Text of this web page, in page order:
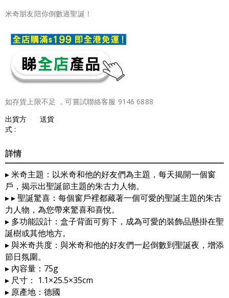
米奇朋友陪你倒數過聖誕！
如存貨上限不足 ，可嘗試聯絡客服 9146 6888
出貨方
式 :
送貨
詳情
▸ 米奇主題：以米奇和他的好友們為主題，每天揭開一個窗
戶，揭示出聖誕節主題的朱古力人物。
▸ ▸ 聖誕驚喜：每個窗戶裡都藏著一個可愛的聖誕主題的朱古
力人物，為您帶來驚喜和喜悅。
▸ 多功能設計：盒子背面可剪下，成為可愛的裝飾品懸掛在聖
誕樹或其他地方。
▸ 與米奇共度：與米奇和他的好友們一起倒數到聖誕夜，增添
節日氛圍。
▸ 內容量：75g
▸ 尺寸： 1.1×25.5×35cm
▸ 原產地：德國